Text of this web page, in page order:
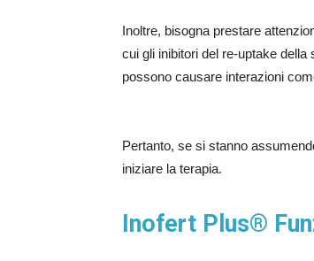
Inoltre, bisogna prestare
cui gli inibitori del re-uptake
possono causare interazioni
Pertanto, se si stanno
iniziare la terapia.
Inofert Plus®